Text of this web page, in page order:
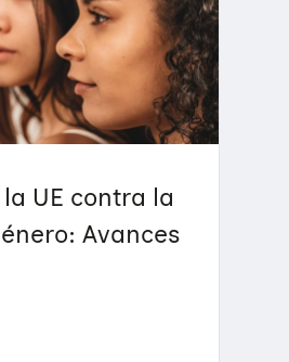
UE contra la
Avances